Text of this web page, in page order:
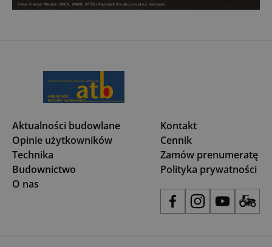
Pokaz maszyn Mecalac: 8MCR, 9MWR, AS750 i Revotrack 9 w akcji na placu testowym
Aktualności budowlane
Opinie użytkowników
Technika
Budownictwo
O nas
Kontakt
Cennik
Zamów prenumeratę
Polityka prywatności